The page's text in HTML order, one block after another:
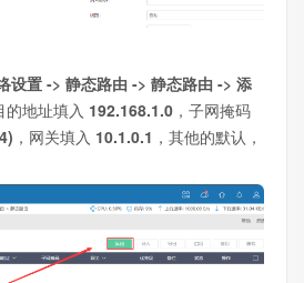
设置 -> 静态路由 -> 静态路由 -> 添
的地址填入 192.168.1.0 ，子网掩码
，网关填入 10.1.0.1 ，其他的默认，